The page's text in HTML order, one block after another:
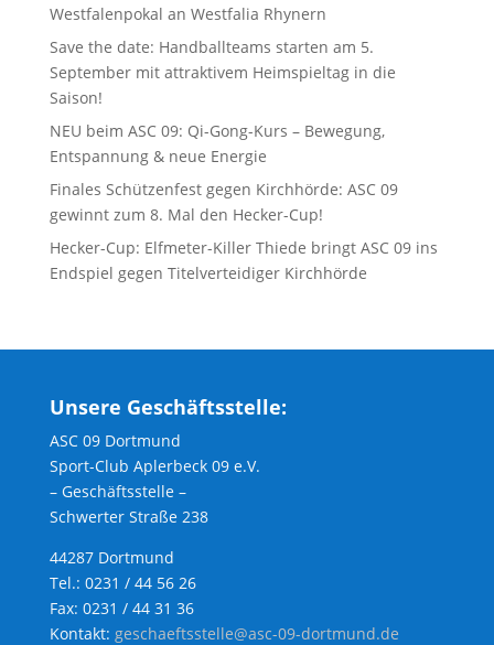
Westfalenpokal an Westfalia Rhynern
Save the date: Handballteams starten am 5.
September mit attraktivem Heimspieltag in die
Saison!
NEU beim ASC 09: Qi-Gong-Kurs – Bewegung,
Entspannung & neue Energie
Finales Schützenfest gegen Kirchhörde: ASC 09
gewinnt zum 8. Mal den Hecker-Cup!
Hecker-Cup: Elfmeter-Killer Thiede bringt ASC 09 ins
Endspiel gegen Titelverteidiger Kirchhörde
Unsere Geschäftsstelle:
ASC 09 Dortmund
Sport-Club Aplerbeck 09 e.V.
– Geschäftsstelle –
Schwerter Straße 238
44287 Dortmund
Tel.: 0231 / 44 56 26
Fax: 0231 / 44 31 36
Kontakt: geschaeftsstelle@asc-09-dortmund.de